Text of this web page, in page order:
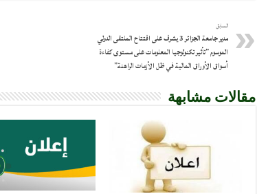
السابق
مدير جامعة الجزائر 3 يشرف على افتتاح الملتقى الدولي
الموسوم ”تأثير تكنولوجيا المعلومات على مستوى كفاءة
أسواق الأوراق المالية في ظل الأزمات الراهنة”
مقالات مشابهة